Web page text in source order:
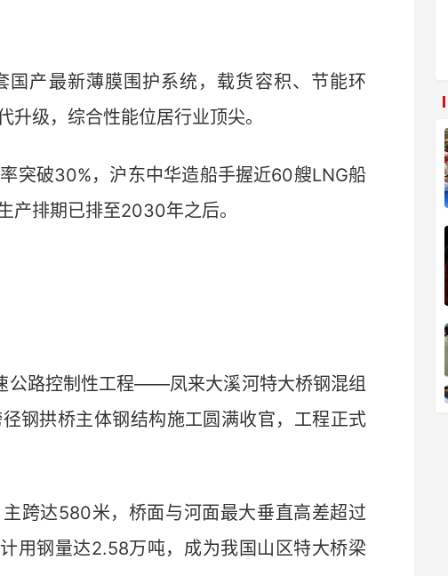
产最新薄膜围护系统，载货容积、节能环
级，综合性能位居行业顶尖。
破30%，沪东中华造船手握近60艘LNG船
产排期已排至2030年之后。
路控制性工程——凤来大溪河特大桥钢混组
钢拱桥主体钢结构施工圆满收官，工程正式
达580米，桥面与河面最大垂直高差超过
用钢量达2.58万吨，成为我国山区特大桥梁